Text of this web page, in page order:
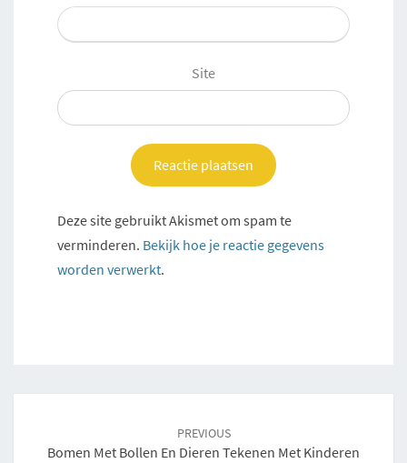
Site
Deze site gebruikt Akismet om spam te
verminderen. Bekijk hoe je reactie gegevens
worden verwerkt.
PREVIOUS
Bomen Met Bollen En Dieren Tekenen Met Kinderen